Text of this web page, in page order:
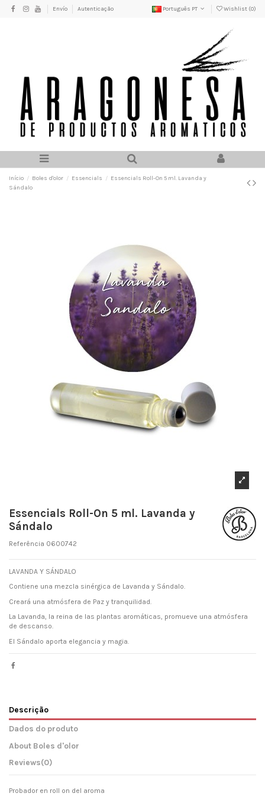
Envío Autenticação Português PT Wishlist (0)
Início Boles d'olor Essencials
Essencials Roll-On 5 ml. Lavanda y
Sándalo
Essencials Roll-On 5 ml. Lavanda y
Sándalo
Referência 0600742
LAVANDA Y SÁNDALO
Contiene una mezcla sinérgica de Lavanda y Sándalo.
Creará una atmósfera de Paz y tranquilidad.
La Lavanda, la reina de las plantas aromáticas, promueve una atmósfera
de descanso.
El Sándalo aporta elegancia y magia.
Descrição
Dados do produto
About Boles d'olor
Reviews(0)
Probador en roll on del aroma